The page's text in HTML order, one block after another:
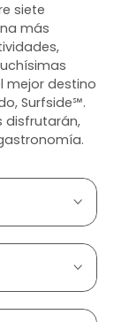
siete
más
mejor destino
Surfside℠.
disfrutarán,